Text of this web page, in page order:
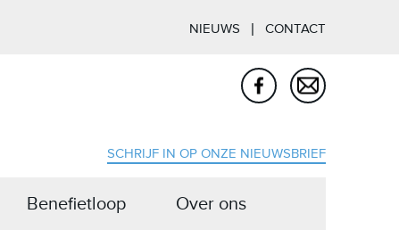
NIEUWS CONTACT
SCHRIJF IN OP ONZE NIEUWSBRIEF
Benefietloop Over ons